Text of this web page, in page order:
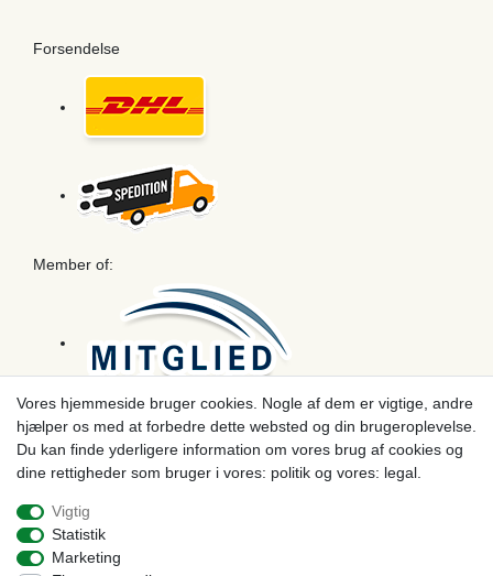
Forsendelse
Member of:
Betaling
Vores hjemmeside bruger cookies. Nogle af dem er vigtige, andre
hjælper os med at forbedre dette websted og din brugeroplevelse.
Du kan finde yderligere information om vores brug af cookies og
dine rettigheder som bruger i vores: politik og vores: legal.
Vigtig
Statistik
Marketing